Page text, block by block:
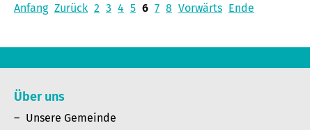
Anfang Zurück 2 3 4 5 6 7 8 Vorwärts Ende
Über uns
Unsere Gemeinde